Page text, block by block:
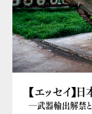
【エッセイ】
―武器輸出解禁と